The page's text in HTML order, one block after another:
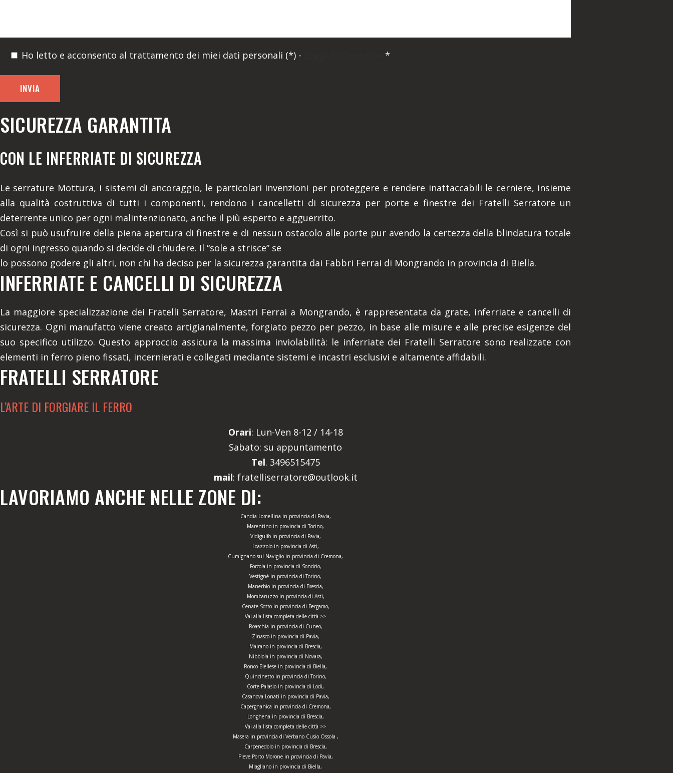
Ho letto e acconsento al trattamento dei miei dati personali (*) - *
SICUREZZA GARANTITA
CON LE INFERRIATE DI SICUREZZA
Le serrature Mottura, i sistemi di ancoraggio, le particolari invenzioni per proteggere e rendere inattaccabili le cerniere, insieme
alla qualità costruttiva di tutti i componenti, rendono i cancelletti di sicurezza per porte e finestre dei Fratelli Serratore un
deterrente unico per ogni malintenzionato, anche il più esperto e agguerrito.
Così si può usufruire della piena apertura di finestre e di nessun ostacolo alle porte pur avendo la certezza della blindatura totale
di ogni ingresso quando si decide di chiudere. Il “sole a strisce” se
lo possono godere gli altri, non chi ha deciso per la sicurezza garantita dai Fabbri Ferrai di Mongrando in provincia di Biella.
INFERRIATE E CANCELLI DI SICUREZZA
La maggiore specializzazione dei Fratelli Serratore, Mastri Ferrai a Mongrando, è rappresentata da grate, inferriate e cancelli di
sicurezza. Ogni manufatto viene creato artigianalmente, forgiato pezzo per pezzo, in base alle misure e alle precise esigenze del
suo specifico utilizzo. Questo approccio assicura la massima inviolabilità: le inferriate dei Fratelli Serratore sono realizzate con
elementi in ferro pieno fissati, incernierati e collegati mediante sistemi e incastri esclusivi e altamente affidabili.
FRATELLI SERRATORE
L’ARTE DI FORGIARE IL FERRO
Orari: Lun-Ven 8-12 / 14-18
Sabato: su appuntamento
Tel. 3496515475
mail: fratelliserratore@outlook.it
LAVORIAMO ANCHE NELLE ZONE DI:
Candia Lomellina in provincia di Pavia,
Marentino in provincia di Torino,
Vidigulfo in provincia di Pavia,
Loazzolo in provincia di Asti,
Cumignano sul Naviglio in provincia di Cremona,
Forcola in provincia di Sondrio,
Vestignè in provincia di Torino,
Manerbio in provincia di Brescia,
Mombaruzzo in provincia di Asti,
Cenate Sotto in provincia di Bergamo,
Vai alla lista completa delle città >>
Roaschia in provincia di Cuneo,
Zinasco in provincia di Pavia,
Mairano in provincia di Brescia,
Nibbiola in provincia di Novara,
Ronco Biellese in provincia di Biella,
Quincinetto in provincia di Torino,
Corte Palasio in provincia di Lodi,
Casanova Lonati in provincia di Pavia,
Capergnanica in provincia di Cremona,
Longhena in provincia di Brescia,
Vai alla lista completa delle città >>
Masera in provincia di Verbano Cusio Ossola ,
Carpenedolo in provincia di Brescia,
Pieve Porto Morone in provincia di Pavia,
Miagliano in provincia di Biella,